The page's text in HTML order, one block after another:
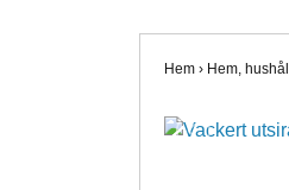
Hem › Hem,